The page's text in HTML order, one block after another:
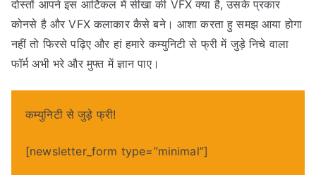
दोस्तों आपने इस आर्टिकल में सीखा की VFX क्या है, उसके प्रकार
कोनसे है और VFX कलाकार कैसे बने। आशा करता हु समझ आया होगा
नहीं तो फिरसे पढ़िए और हां हमारे कम्युनिटी से फ्री में जुड़े निचे वाला
फॉर्म अभी भरे और मुफ्त में ज्ञान पाए।
कम्युनिटी से जुड़े फ्री!
[newsletter_form type=”minimal”]